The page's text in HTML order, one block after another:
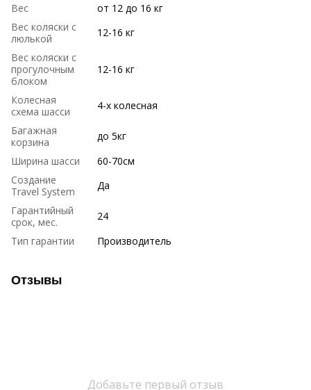
Вес
от 12 до 16 кг
Вес коляски с
люлькой
12-16 кг
Вес коляски с
прогулочным
блоком
12-16 кг
Колесная
схема шасси
4-х колесная
Багажная
корзина
до 5кг
Ширина шасси
60-70см
Создание
Travel System
Да
Гарантийный
срок, мес.
24
Тип гарантии
Производитель
Отзывы
Добавьте первый отзыв